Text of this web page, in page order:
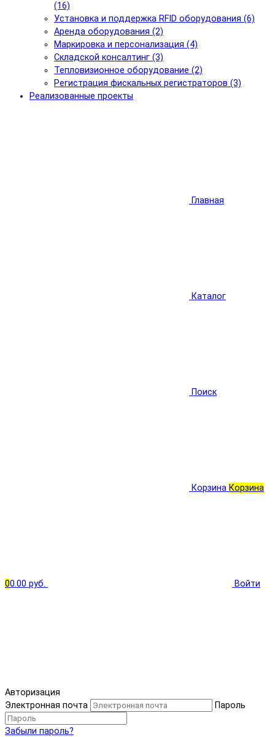
(16)
Установка и поддержка RFID оборудования (6)
Аренда оборудования (2)
Маркировка и персонализация (4)
Складской консалтинг (3)
Тепловизионное оборудование (2)
Регистрация фискальных регистраторов (3)
Реализованные проекты
Главная
Каталог
Поиск
Корзина Корзина
00.00 руб. Войти
Авторизация
Электронная почта
Пароль
Забыли пароль?